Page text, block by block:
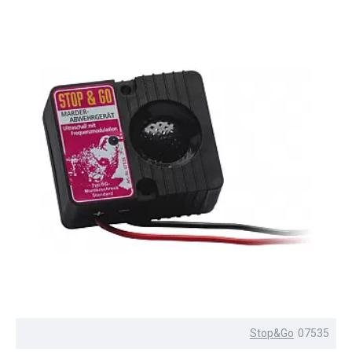
Parkeer uw auto indien mogelijk in een afgesloten
garage om toegang voor marters te beperken.
Gebruik regelmatig geurverspreiders om marters af
te schrikken.
Overweeg het installeren van een ultrasone
marterverjager voor continue bescherming.
Controleer uw voertuig regelmatig op tekenen van
marteractiviteit, vooral na het parkeren in
risicogebieden.
Stop&Go 07535